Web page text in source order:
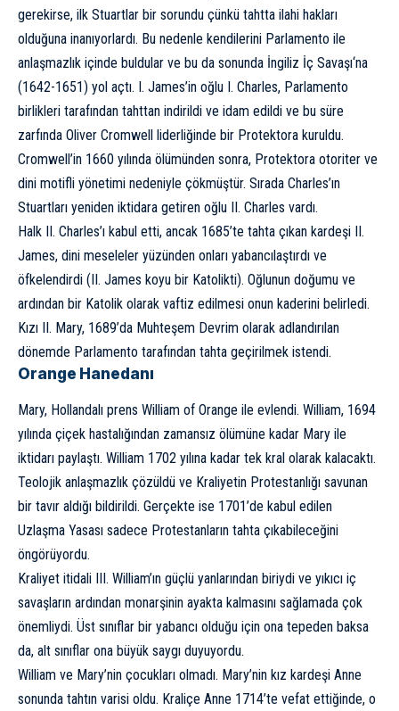
gerekirse, ilk Stuartlar bir sorundu çünkü tahtta ilahi hakları
olduğuna inanıyorlardı. Bu nedenle kendilerini Parlamento ile
anlaşmazlık içinde buldular ve bu da sonunda İngiliz İç Savaşı‘na
(1642-1651) yol açtı. I. James’in oğlu I. Charles, Parlamento
birlikleri tarafından tahttan indirildi ve idam edildi ve bu süre
zarfında Oliver Cromwell liderliğinde bir Protektora kuruldu.
Cromwell’in 1660 yılında ölümünden sonra, Protektora otoriter ve
dini motifli yönetimi nedeniyle çökmüştür. Sırada Charles’ın
Stuartları yeniden iktidara getiren oğlu II. Charles vardı.
Halk II. Charles’ı kabul etti, ancak 1685’te tahta çıkan kardeşi II.
James, dini meseleler yüzünden onları yabancılaştırdı ve
öfkelendirdi (II. James koyu bir Katolikti). Oğlunun doğumu ve
ardından bir Katolik olarak vaftiz edilmesi onun kaderini belirledi.
Kızı II. Mary, 1689’da Muhteşem Devrim olarak adlandırılan
dönemde Parlamento tarafından tahta geçirilmek istendi.
Orange Hanedanı
Mary, Hollandalı prens William of Orange ile evlendi. William, 1694
yılında çiçek hastalığından zamansız ölümüne kadar Mary ile
iktidarı paylaştı. William 1702 yılına kadar tek kral olarak kalacaktı.
Teolojik anlaşmazlık çözüldü ve Kraliyetin Protestanlığı savunan
bir tavır aldığı bildirildi. Gerçekte ise 1701’de kabul edilen
Uzlaşma Yasası sadece Protestanların tahta çıkabileceğini
öngörüyordu.
Kraliyet itidali III. William’ın güçlü yanlarından biriydi ve yıkıcı iç
savaşların ardından monarşinin ayakta kalmasını sağlamada çok
önemliydi. Üst sınıflar bir yabancı olduğu için ona tepeden baksa
da, alt sınıflar ona büyük saygı duyuyordu.
William ve Mary’nin çocukları olmadı. Mary’nin kız kardeşi Anne
sonunda tahtın varisi oldu. Kraliçe Anne 1714’te vefat ettiğinde, o